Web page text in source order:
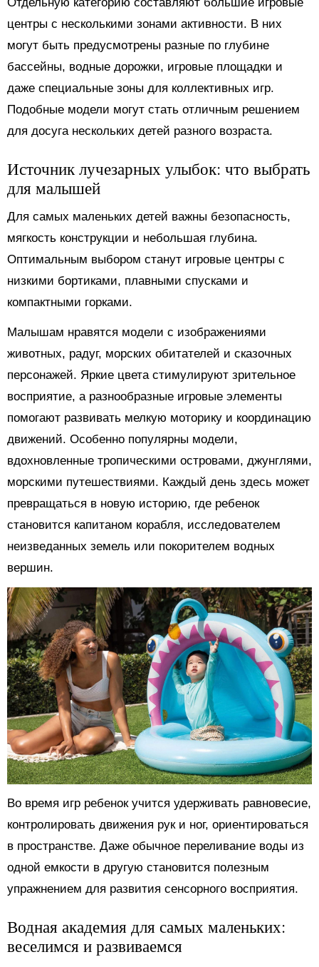
центры с несколькими зонами активности. В них
могут быть предусмотрены разные по глубине
бассейны, водные дорожки, игровые площадки и
даже специальные зоны для коллективных игр.
Подобные модели могут стать отличным решением
для досуга нескольких детей разного возраста.
Источник лучезарных улыбок: что выбрать
для малышей
Для самых маленьких детей важны безопасность,
мягкость конструкции и небольшая глубина.
Оптимальным выбором станут игровые центры с
низкими бортиками, плавными спусками и
компактными горками.
Малышам нравятся модели с изображениями
животных, радуг, морских обитателей и сказочных
персонажей. Яркие цвета стимулируют зрительное
восприятие, а разнообразные игровые элементы
помогают развивать мелкую моторику и координацию
движений. Особенно популярны модели,
вдохновленные тропическими островами, джунглями,
морскими путешествиями. Каждый день здесь может
превращаться в новую историю, где ребенок
становится капитаном корабля, исследователем
неизведанных земель или покорителем водных
вершин.
Во время игр ребенок учится удерживать равновесие,
контролировать движения рук и ног, ориентироваться
в пространстве. Даже обычное переливание воды из
одной емкости в другую становится полезным
упражнением для развития сенсорного восприятия.
Водная академия для самых маленьких:
веселимся и развиваемся